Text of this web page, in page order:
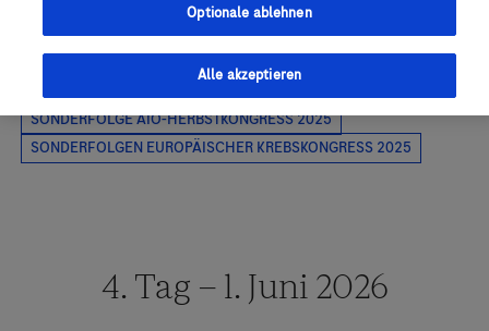
4. Tag – 1. Juni 2026
Optionale ablehnen
Alle akzeptieren